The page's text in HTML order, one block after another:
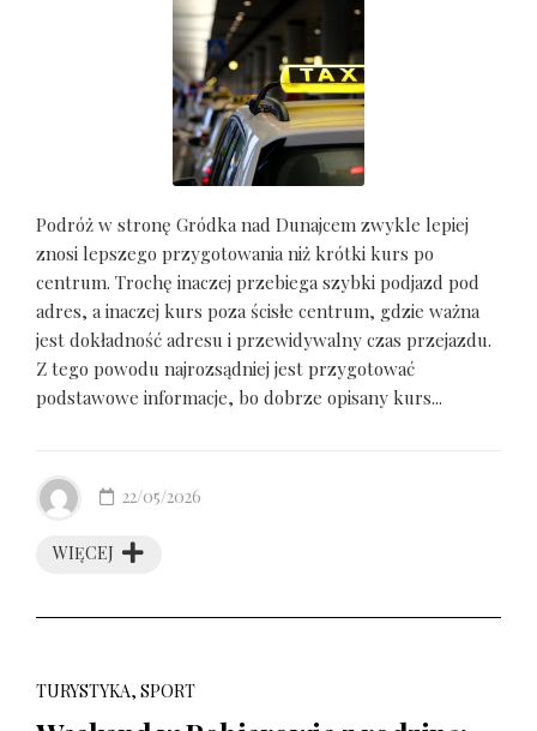
Podróż w stronę Gródka nad Dunajcem zwykle lepiej
znosi lepszego przygotowania niż krótki kurs po
centrum. Trochę inaczej przebiega szybki podjazd pod
adres, a inaczej kurs poza ścisłe centrum, gdzie ważna
jest dokładność adresu i przewidywalny czas przejazdu.
Z tego powodu najrozsądniej jest przygotować
podstawowe informacje, bo dobrze opisany kurs...
WIĘCEJ
22/05/2026
TURYSTYKA, SPORT